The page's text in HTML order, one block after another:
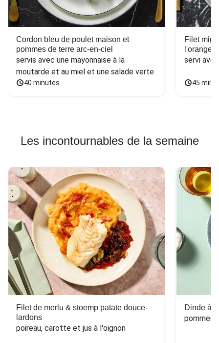
Cordon bleu de poulet maison et
pommes de terre arc-en-ciel
servis avec une mayonnaise à la
moutarde et au miel et une salade verte
40 minutes
Filet
l'orange
servi
45
Les incontournables de la semaine
Filet de merlu & stoemp patate douce-
lardons
poireau, carotte et jus à l'oignon
Dinde à
pommes